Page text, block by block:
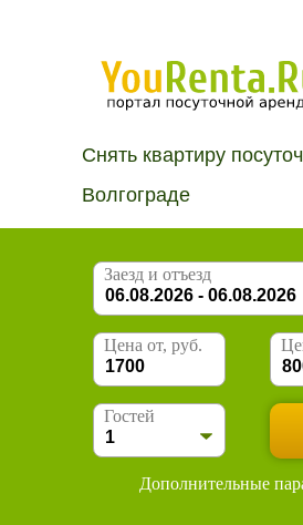
Снять квартиру
Волгограде
Заезд и отъезд
Цена от, руб.
Гостей
Дополнительные